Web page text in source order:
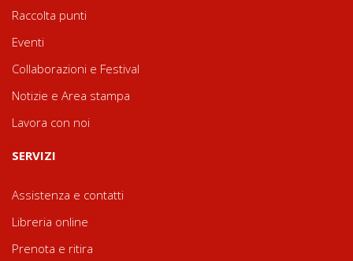
Raccolta punti
Eventi
Collaborazioni e Festival
Notizie e Area stampa
Lavora con noi
SERVIZI
Assistenza e contatti
Libreria online
Prenota e ritira